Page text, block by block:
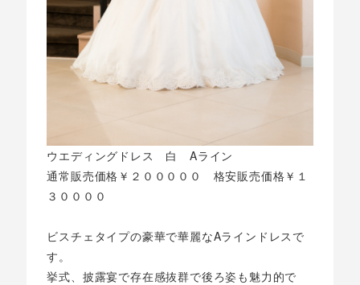
ウエディングドレス 白 Aライン
通常販売価格￥２０００００ 格安販売価格￥１
３００００
ビスチェタイプの豪華で華麗なAラインドレスで
す。
挙式、披露宴で存在感抜群で後ろ姿も魅力的で